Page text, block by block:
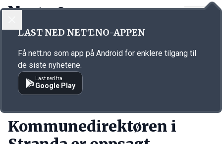
Annonsørinnhold
Kommunedirektøren i
LAST NED NETT.NO-APPEN
Få nett.no som app på Android for enklere tilgang til
de siste nyhetene.
Last ned fra
Google Play